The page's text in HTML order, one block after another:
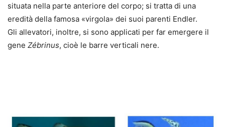
situata nella parte anteriore del corpo; si tratta di una
eredità della famosa «virgola» dei suoi parenti Endler.
Gli allevatori, inoltre, si sono applicati per far emergere il
gene Zébrinus, cioè le barre verticali nere.